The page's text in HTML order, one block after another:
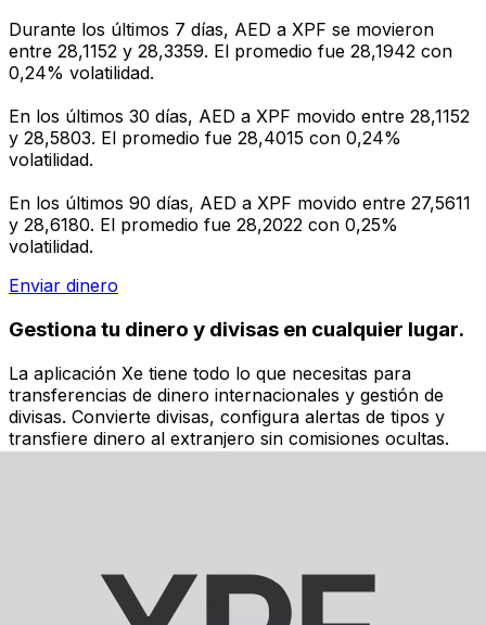
Durante los últimos 7 días, AED a XPF se movieron
entre 28,1152 y 28,3359. El promedio fue 28,1942 con
0,24% volatilidad.
En los últimos 30 días, AED a XPF movido entre 28,1152
y 28,5803. El promedio fue 28,4015 con 0,24%
volatilidad.
En los últimos 90 días, AED a XPF movido entre 27,5611
y 28,6180. El promedio fue 28,2022 con 0,25%
volatilidad.
Enviar dinero
Gestiona tu dinero y divisas en cualquier lugar.
La aplicación Xe tiene todo lo que necesitas para
transferencias de dinero internacionales y gestión de
divisas. Convierte divisas, configura alertas de tipos y
transfiere dinero al extranjero sin comisiones ocultas.